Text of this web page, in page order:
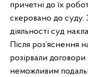
причетні до їх
скеровано до суду.
діяльності суд
Після роз’яснення
розірвали
неможливим